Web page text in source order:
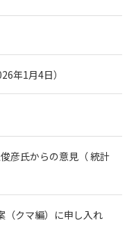
年1月4日）
彦氏からの意見（ 統計
クマ編）に申し入れ